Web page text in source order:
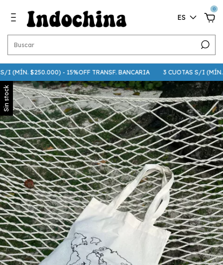
ES
0
$250.000) - 15%OFF TRANSF. BANCARIA 3 CUOTAS S/I (MÍN.
Sin stock